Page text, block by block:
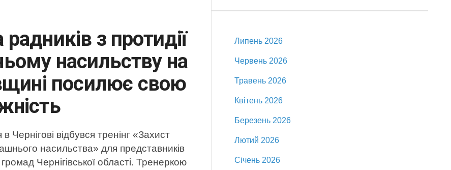
з протидії
насильству на
посилює свою
Чернігові відбувся тренінг «Захист
насильства» для представників
Чернігівської області. Тренеркою
Липень 2026
Червень 2026
Травень 2026
Квітень 2026
Березень 2026
Лютий 2026
Січень 2026